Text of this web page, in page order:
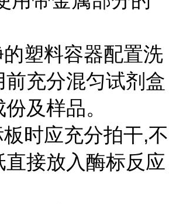
塑料容器配置洗
充分混匀试剂盒
及样品。
时应充分拍干,不
接放入酶标反应